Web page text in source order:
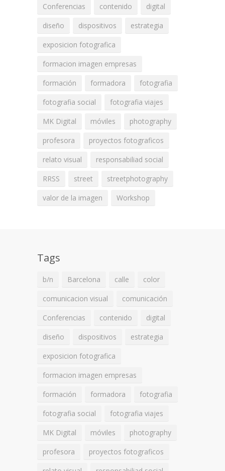
Conferencias
contenido
digital
diseño
dispositivos
estrategia
exposicion fotografica
formacion imagen empresas
formación
formadora
fotografia
fotografia social
fotografia viajes
MK Digital
móviles
photography
profesora
proyectos fotograficos
relato visual
responsabiliad social
RRSS
street
streetphotography
valor de la imagen
Workshop
Tags
b/n Barcelona calle
color
comunicacion visual
comunicación
Conferencias
contenido
digital
diseño
dispositivos
estrategia
exposicion fotografica
formacion imagen empresas
formación
formadora
fotografia
fotografia social
fotografia viajes
MK Digital
móviles
photography
profesora
proyectos fotograficos